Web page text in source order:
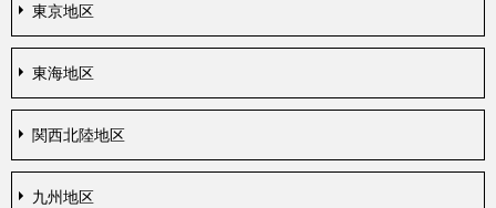
東京地区
東海地区
関西北陸地区
九州地区